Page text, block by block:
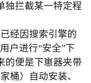
独拦截某一特定程
经因搜索引擎的
户进行“安全”下
的便是下崽器夹带
桶）自动安装、